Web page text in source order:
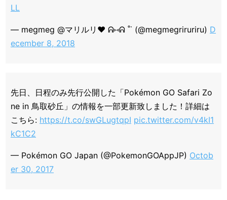
LL
— megmeg @マリルリ♥ ᕱ⑅ᕱ ˚˙ (@megmegriruriru) D
ecember 8, 2018
先日、日程のみ先行公開した「Pokémon GO Safari Zo
ne in 鳥取砂丘」の情報を一部更新致しました！詳細は
こちら: https://t.co/swGLugtqpI pic.twitter.com/v4kI1
kC1C2
— Pokémon GO Japan (@PokemonGOAppJP) Octob
er 30, 2017